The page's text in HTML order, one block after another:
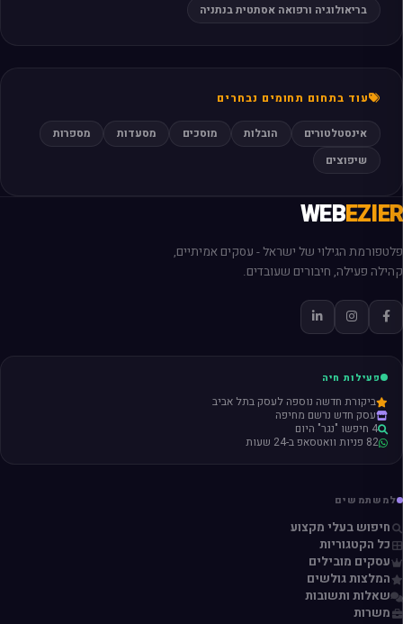
בריאולוגיה ורפואה אסתטית בנתניה
עוד בתחום תחומים נבחרים
אינסטלטורים הובלות מוסכים מסעדות
מספרות
שיפוצים
WEBEZIER
פלטפורמת הגילוי של ישראל - עסקים אמיתיים,
קהילה פעילה, חיבורים שעובדים.
פעילות חיה
ביקורת חדשה נוספה לעסק בתל אביב
עסק חדש נרשם מחיפה
4 חיפשו "נגר" היום
82 פניות וואטסאפ ב-24 שעות
למשתמשים
חיפוש בעלי מקצוע
כל הקטגוריות
עסקים מובילים
המלצות גולשים
שאלות ותשובות
משרות